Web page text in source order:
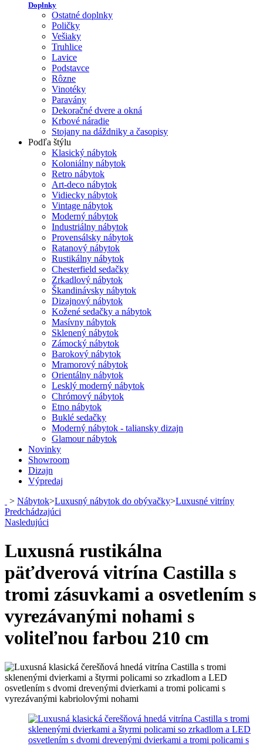
Doplnky
Ostatné doplnky
Poličky
Vešiaky
Truhlice
Lavice
Podstavce
Rôzne
Vinotéky
Paravány
Dekoračné dvere a okná
Krbové náradie
Stojany na dáždniky a časopisy
Podľa štýlu
Klasický nábytok
Koloniálny nábytok
Retro nábytok
Art-deco nábytok
Vidiecky nábytok
Vintage nábytok
Moderný nábytok
Industriálny nábytok
Provensálsky nábytok
Ratanový nábytok
Rustikálny nábytok
Chesterfield sedačky
Zrkadlový nábytok
Škandinávsky nábytok
Dizajnový nábytok
Kožené sedačky a nábytok
Masívny nábytok
Sklenený nábytok
Zámocký nábytok
Barokový nábytok
Mramorový nábytok
Orientálny nábytok
Lesklý moderný nábytok
Chrómový nábytok
Etno nábytok
Buklé sedačky
Moderný nábytok - taliansky dizajn
Glamour nábytok
Novinky
Showroom
Dizajn
Výpredaj
> Nábytok>Luxusný nábytok do obývačky>Luxusné vitríny
Predchádzajúci
Nasledujúci
Luxusná rustikálna
päťdverová vitrína Castilla s
tromi zásuvkami a osvetlením s
vyrezávanými nohami s
voliteľnou farbou 210 cm